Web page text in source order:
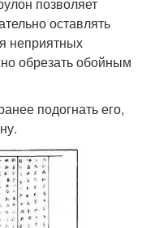
оставлять
неприятных
обрезать обойным
подогнать его,